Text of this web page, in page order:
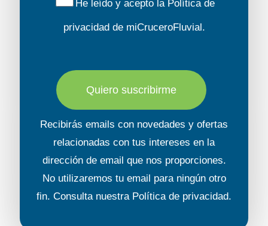
Crusader
Solicita tu
presupuesto
He leído y acepto la Política de
privacidadde miCruceroFluvial.
Quiero suscribirme
Recibirás emails con novedades y ofertas
relacionadas con tus intereses en la
dirección de email que nos proporciones.
No utilizaremos tu email para ningún otro
fin. Consulta nuestra Política de privacidad.